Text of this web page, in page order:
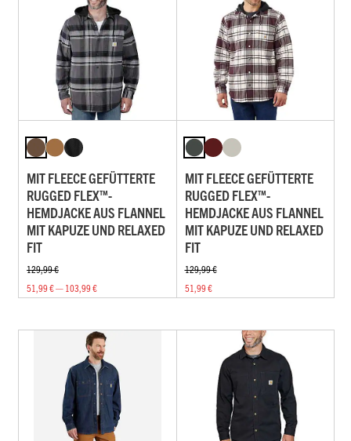
MIT FLEECE GEFÜTTERTE
RUGGED FLEX™-
HEMDJACKE AUS FLANNEL
MIT KAPUZE UND RELAXED
FIT
129,99 €
51,99 € — 103,99 €
MIT FLEECE GEFÜTTERTE
RUGGED FLEX™-
HEMDJACKE AUS FLANNEL
MIT KAPUZE UND RELAXED
FIT
129,99 €
51,99 €